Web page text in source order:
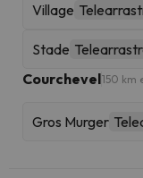
Village
Stade
Courchevel150 km
Gros Murger